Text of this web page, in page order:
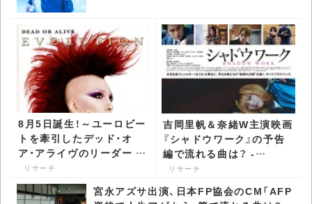
8月5日誕生！～ユーロビー
トを牽引したデッド・オ
ア・アライヴのリーダー ピ
ート・バーンズ -
CDJournal リサーチ
リサーチ
吉岡里帆＆奈緒W主演映画
『シャドウワーク』の予告
編で流れる曲は？ -
CDJournal リサーチ
リサーチ
宮永アズサ出演、日本FP協会のCM「AFP